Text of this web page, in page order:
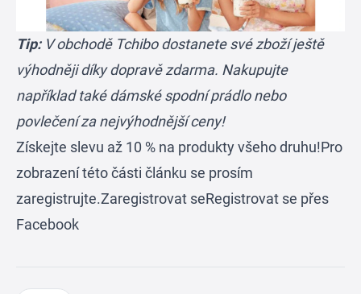
Tip:V obchodě Tchibo dostanete své zboží ještě
výhodněji díky dopravě zdarma. Nakupujte
například také dámské spodní prádlo nebo
povlečení za nejvýhodnější ceny!
Získejte slevu až 10 % na produkty všeho druhu!Pro
zobrazení této části článku se prosím
zaregistrujte.Zaregistrovat seRegistrovat se přes
Facebook